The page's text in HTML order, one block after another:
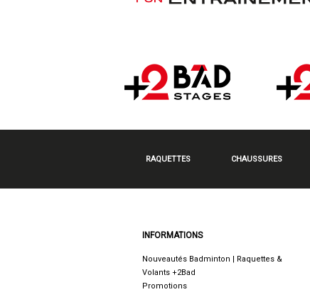
RAQUETTES CHAUSSURES
INFORMATIONS
Nouveautés Badminton | Raquettes &
Volants +2Bad
Promotions